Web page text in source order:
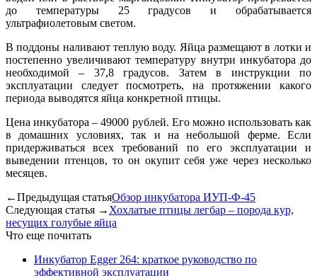
до температуры 25 градусов и обрабатывается
ультрафиолетовым светом.
В поддоны наливают теплую воду. Яйца размещают в лотки и
постепенно увеличивают температуру внутри инкубатора до
необходимой – 37,8 градусов. Затем в инструкции по
эксплуатации следует посмотреть, на протяжении какого
периода выводятся яйца конкретной птицы.
Цена инкубатора – 49000 рублей. Его можно использовать как
в домашних условиях, так и на небольшой ферме. Если
придерживаться всех требований по его эксплуатации и
выведении птенцов, то он окупит себя уже через несколько
месяцев.
←Предыдущая статьяОбзор инкубатора ИУП-Ф-45
Следующая статья → Хохлатые птицы легбар – порода кур,
несущих голубые яйца
Что еще почитать
Инкубатор Egger 264: краткое руководство по
эффективной эксплуатации